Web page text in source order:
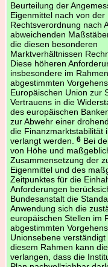
Beurteilung der
Eigenmittel nach von der
Rechtsverordnung nach
abweichenden
die diesen besonderen
Marktverhältnissen
Diese höheren
insbesondere im
abgestimmten
Europäischen Union zur
Vertrauens in die
des europäischen
zur Abwehr einer
die Finanzmarktstabilität
verlangt werden.6 Bei
von Höhe und
Zusammensetzung der
Eigenmittel und des
Zeitpunktes für die
Anforderungen
Bundesanstalt die
Anwendung sich die
europäischen Stellen im
abgestimmten
Unionsebene
diesem Rahmen kann
verlangen, dass die